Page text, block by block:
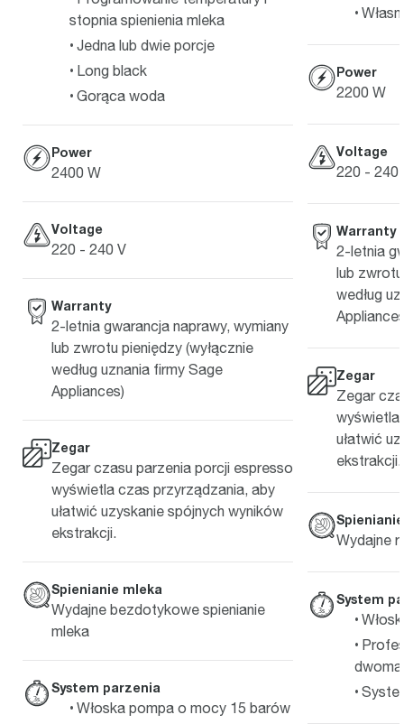
stopnia spienienia mleka
Jedna lub dwie porcje
Long black
Gorąca woda
Power
2400 W
Voltage
220 - 240 V
Warranty
2-letnia gwarancja naprawy, wymiany
lub zwrotu pieniędzy (wyłącznie
według uznania firmy Sage
Appliances)
Zegar
Zegar czasu parzenia porcji espresso
wyświetla czas przyrządzania, aby
ułatwić uzyskanie spójnych wyników
ekstrakcji.
Spienianie mleka
Wydajne bezdotykowe spienianie
mleka
System parzenia
Włoska pompa o mocy 15 barów
Power
2200 W
Voltage
220 - 240
Warranty
2-letnia
lub
według
Zegar
Zegar
wyświetla
ułatwić
ekstrakcji.
Wydajne
System